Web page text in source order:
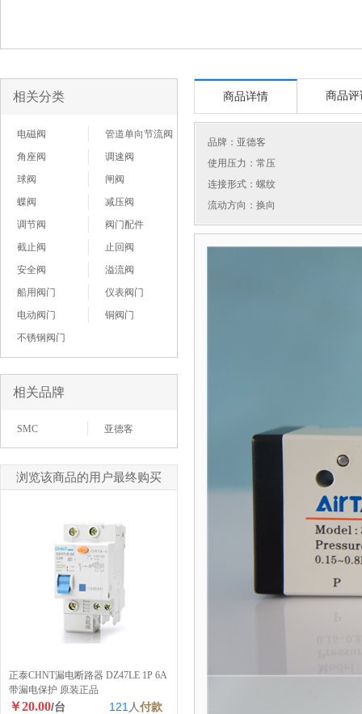
相关分类
电磁阀
管道单向节流阀
角座阀
调速阀
球阀
闸阀
蝶阀
减压阀
调节阀
阀门配件
截止阀
止回阀
安全阀
溢流阀
船用阀门
仪表阀门
电动阀门
铜阀门
不锈钢阀门
相关品牌
SMC 亚德客
浏览该商品的用户最终购买
正泰CHNT漏电断路器 DZ47LE 1P 6A
带漏电保护 原装正品
￥20.00/台 121 人付款
商品详情 商品评
品牌： 亚德客
使用压力：常压
连接形式：螺纹
流动方向：换向